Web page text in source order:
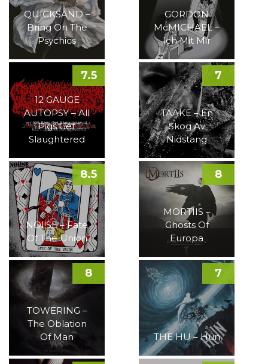
QUICKSAND –
Bring On The
Psychics
GORDON
McMICHAEL –
Ich Mit Mir
12 GAUGE
AUTOPSY – All
Pigs Get
Slaughtered
7.5
TAAKE – En
Skog Av
Nidstang
7
NOI!SE – Fate
Of The Union
8.5
MORTIIS –
Ghosts Of
Europa
8
TOWERING –
The Oblation
Of Man
8
THE HU – Hun
7